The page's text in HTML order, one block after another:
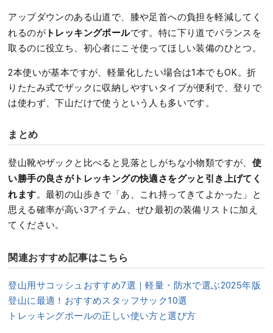
アップダウンのある山道で、膝や足首への負担を軽減してく
れるのが トレッキングポールです。特に下り道でバランスを
取るのに役立ち、初心者にこそ使ってほしい装備のひとつ。
2本使いが基本ですが、軽量化したい場合は1本でもOK。折
りたたみ式でザックに収納しやすいタイプが便利で、登りで
は使わず、下山だけで使うという人も多いです。
まとめ
登山靴やザックと比べると見落としがちな小物類ですが、 使
い勝手の良さがトレッキングの快適さをグッと引き上げてく
れます。最初の山歩きで「あ、これ持ってきてよかった」と
思える確率が高い3アイテム、ぜひ最初の装備リストに加え
てください。
関連おすすめ記事はこちら
登山用サコッシュおすすめ7選｜軽量・防水で選ぶ2025年版
登山に最適！おすすめスタッフサック10選
トレッキングポールの正しい使い方と選び方